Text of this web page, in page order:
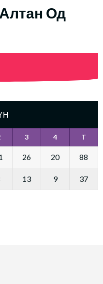
Од
3 4 T
26 20 88
13 9 37